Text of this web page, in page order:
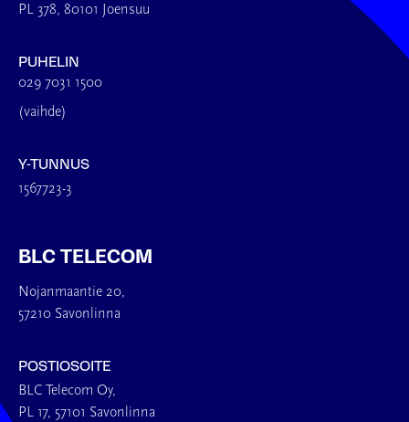
PL 378, 80101 Joensuu
PUHELIN
029 7031 1500
(vaihde)
Y-TUNNUS
1567723-3
BLC TELECOM
Nojanmaantie 20,
57210 Savonlinna
POSTIOSOITE
BLC Telecom Oy,
PL 17, 57101 Savonlinna